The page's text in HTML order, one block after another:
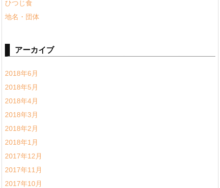
ひつじ食
地名・団体
アーカイブ
2018年6月
2018年5月
2018年4月
2018年3月
2018年2月
2018年1月
2017年12月
2017年11月
2017年10月